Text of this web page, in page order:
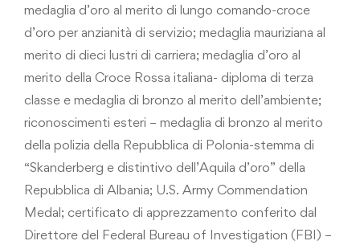
medaglia d’oro al merito di lungo comando-croce
d’oro per anzianità di servizio; medaglia mauriziana al
merito di dieci lustri di carriera; medaglia d’oro al
merito della Croce Rossa italiana- diploma di terza
classe e medaglia di bronzo al merito dell’ambiente;
riconoscimenti esteri – medaglia di bronzo al merito
della polizia della Repubblica di Polonia-stemma di
“Skanderberg e distintivo dell’Aquila d’oro” della
Repubblica di Albania; U.S. Army Commendation
Medal; certificato di apprezzamento conferito dal
Direttore del Federal Bureau of Investigation (FBI) –